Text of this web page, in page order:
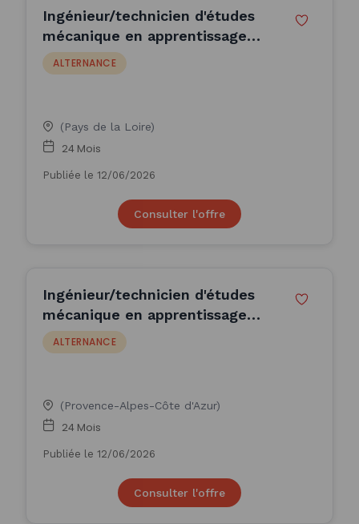
Ingénieur/technicien d'études
mécanique en apprentissage
F/H
ALTERNANCE
(Pays de la Loire)
24 Mois
Publiée le 12/06/2026
Consulter l'offre
Ingénieur/technicien d'études
mécanique en apprentissage
F/H
ALTERNANCE
(Provence-Alpes-Côte d'Azur)
24 Mois
Publiée le 12/06/2026
Consulter l'offre